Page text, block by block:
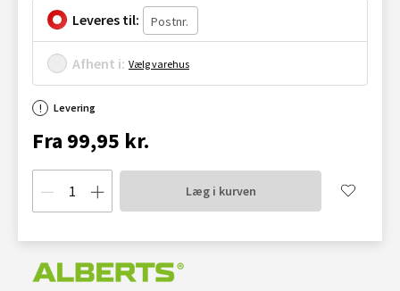
Leveres til:
Afhent i: Vælg varehus
Levering
Fra 99,95 kr.
Læg i kurven